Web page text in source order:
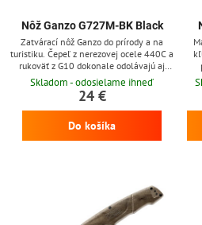
Nôž Ganzo G727M-BK Black
Zatvárací nôž Ganzo do prírody a na
turistiku. Čepeľ z nerezovej ocele 440C a
rukoväť z G10 dokonale odolávajú aj
tvrdým podmienkam a preto vás s týmto
nožom v prírode naozaj nič nezaskočí.
Skladom - odosielame ihneď
24 €
Do košíka